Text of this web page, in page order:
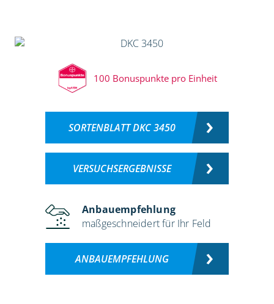
100 Bonuspunkte pro Einheit
SORTENBLATT DKC 3450
VERSUCHSERGEBNISSE
Anbauempfehlung
maßgeschneidert für Ihr Feld
ANBAUEMPFEHLUNG